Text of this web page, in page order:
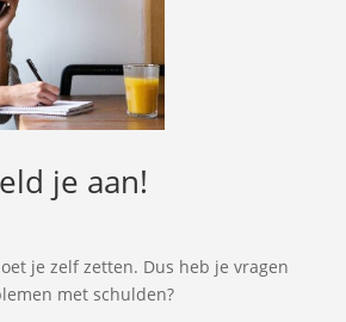
je aan!
je zelf zetten. Dus heb je vragen
met schulden?